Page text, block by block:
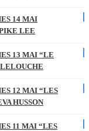
14 MAI
LEE
13 MAI “LE
12 MAI “LES
HUSSON
11 MAI “LES